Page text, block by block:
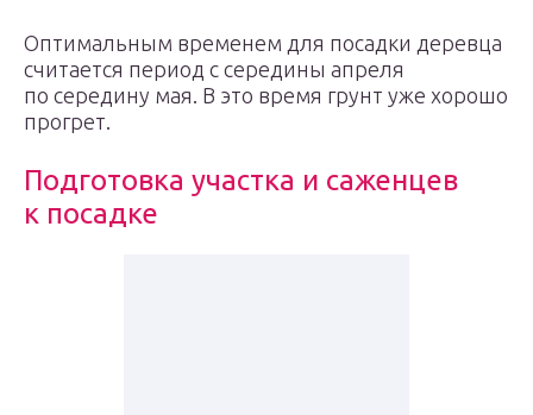
Оптимальным временем для посадки деревца
считается период с середины апреля
по середину мая. В это время грунт уже хорошо
прогрет.
Подготовка участка и саженцев
к посадке